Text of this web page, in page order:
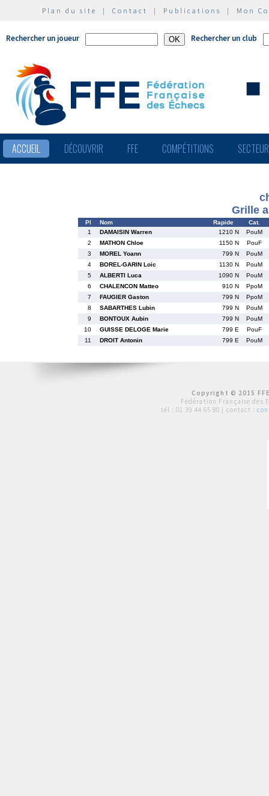
Plan du site | Contact | Publications | Mon
Rechercher un joueur Rechercher un club
ACCUEIL DÉCOUVRIR FFE COMPÉTITIONS
Grille
Pl Nom Rapide
Cat.
1
DAMAISIN Warren 1210 N
PouM
2
MATHON Chloe 1150 N
PouF
3
MOREL Yoann 799 N
PouM
4
BOREL-GARIN Loic 1130 N
PouM
5
ALBERTI Luca 1090 N
PouM
6
CHALENCON Matteo 910 N
PpoM
7
FAUGIER Gaston 799 N
PpoM
8
SABARTHES Lubin 799 N
PouM
9
BONTOUX Aubin 799 N
PouM
10
GUISSE DELOGE Marie 799 E
PouF
11
DROIT Antonin 799 E PouM
Copyright © 2015
Fédération Française des
tél : 01 39 44 65 80 | contact :